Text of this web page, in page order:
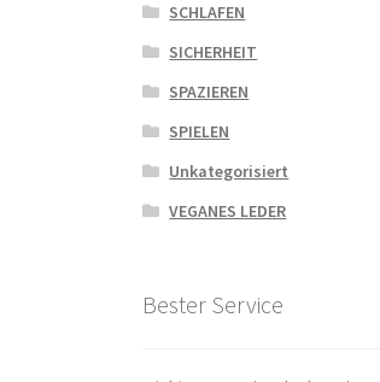
SCHLAFEN
SICHERHEIT
SPAZIEREN
SPIELEN
Unkategorisiert
VEGANES LEDER
Bester Service